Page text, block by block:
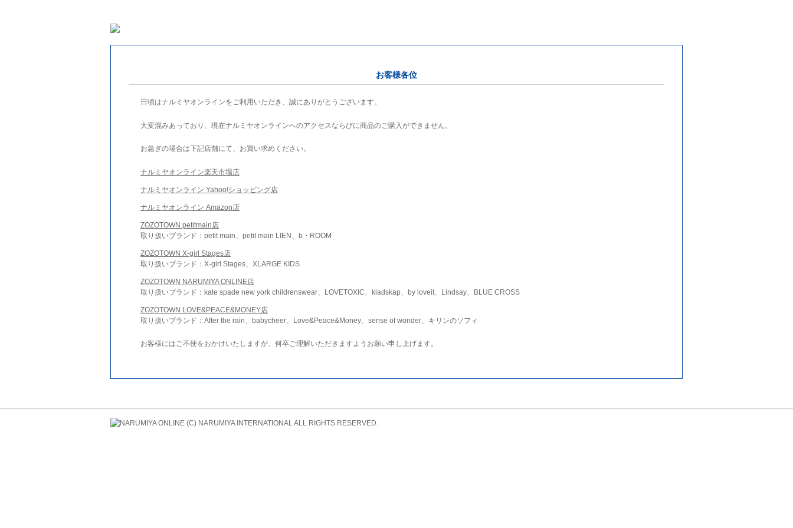
お客様各位
日頃はナルミヤオンラインをご利用いただき、誠にありがとうございます。
大変混みあっており、現在ナルミヤオンラインへのアクセスならびに商品のご購入ができません。
お急ぎの場合は下記店舗にて、お買い求めください。
ナルミヤオンライン楽天市場店
ナルミヤオンライン Yahoo!ショッピング店
ナルミヤオンライン Amazon店
ZOZOTOWN petitmain店
取り扱いブランド：petit main、petit main LIEN、b・ROOM
ZOZOTOWN X-girl Stages店
取り扱いブランド：X-girl Stages、XLARGE KIDS
ZOZOTOWN NARUMIYA ONLINE店
取り扱いブランド：kate spade new york childrenswear、LOVETOXIC、kladskap、by loveit、Lindsay、BLUE CROSS
ZOZOTOWN LOVE&PEACE&MONEY店
取り扱いブランド：After the rain、babycheer、Love&Peace&Money、sense of wonder、キリンのソフィ
お客様にはご不便をおかけいたしますが、何卒ご理解いただきますようお願い申し上げます。